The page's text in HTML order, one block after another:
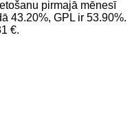
pirmajā mēnesī
43.20%, GPL ir 53.90%.
€.